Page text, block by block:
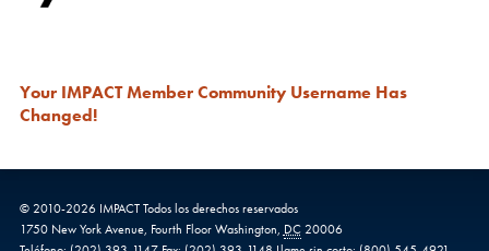
Your IMPACT Member Community Username Has
Changed!
© 2010-2026 IMPACTTodos los derechos reservados
1750 New York Avenue, Fourth FloorWashington, DC 20006